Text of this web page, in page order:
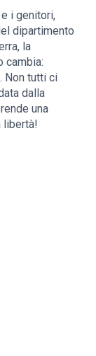
i genitori,
dipartimento
la
cambia:
Non tutti ci
dalla
una
libertà!